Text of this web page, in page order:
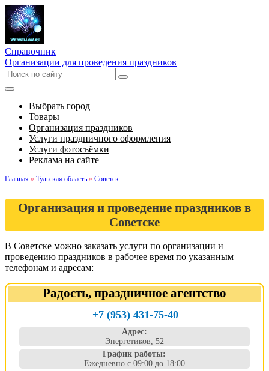
Справочник
Организации для проведения праздников
Выбрать город
Товары
Организация праздников
Услуги праздничного оформления
Услуги фотосъёмки
Реклама на сайте
Главная » Тульская область » Советск
Организация и проведение праздников в
Советске
В Советске можно заказать услуги по организации и
проведению праздников в рабочее время по указанным
телефонам и адресам:
Радость, праздничное агентство
+7 (953) 431-75-40
Адрес:
Энергетиков, 52
График работы:
Ежедневно с 09:00 до 18:00